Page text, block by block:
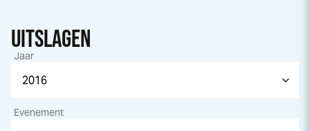
UITSLAGEN
Jaar
Evenement